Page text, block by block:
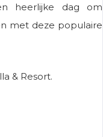
heerlijke dag om
met deze populaire
& Resort.